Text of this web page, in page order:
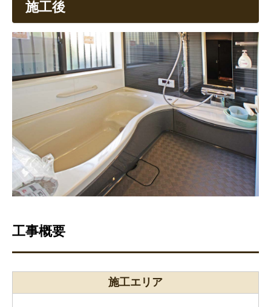
施工後
工事概要
施工エリア